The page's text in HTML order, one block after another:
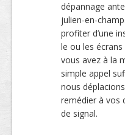
dépannage
julien-en-
profiter d’une
le ou les
vous avez à la
simple appel
nous
remédier à vos
de signal.